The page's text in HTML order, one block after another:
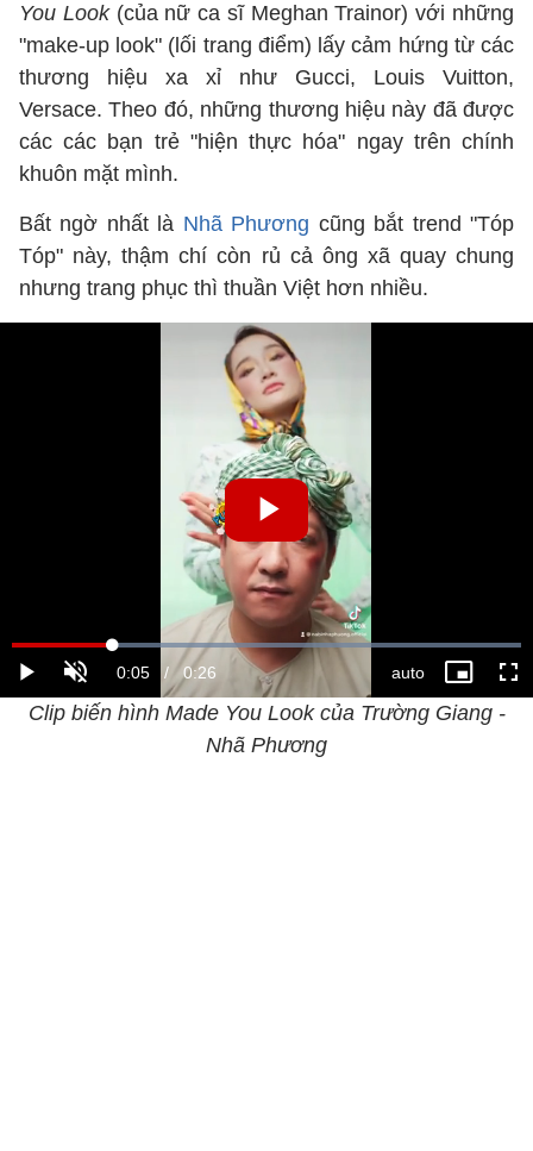
You Look(của nữ ca sĩ Meghan Trainor) với những
"make-up look" (lối trang điểm) lấy cảm hứng từ các
thương hiệu xa xỉ như Gucci, Louis Vuitton,
Versace. Theo đó, những thương hiệu này đã được
các các bạn trẻ "hiện thực hóa" ngay trên chính
khuôn mặt mình.
Bất ngờ nhất là Nhã Phương cũng bắt trend "Tóp
Tóp" này, thậm chí còn rủ cả ông xã quay chung
nhưng trang phục thì thuần Việt hơn nhiều.
Clip biến hình Made You Look của Trường Giang -
Nhã Phương